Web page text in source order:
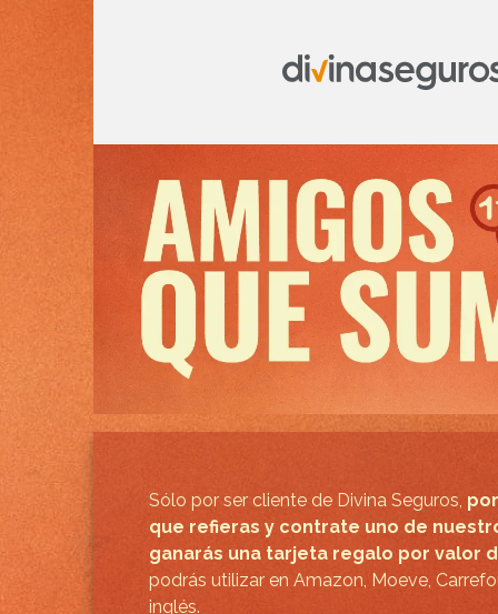
Sólo por ser cliente de Divina Seguros,
que refieras y contrate uno de
ganarás una tarjeta regalo por valor
podrás utilizar en Amazon, Moeve,
inglés.